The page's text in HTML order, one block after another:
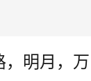
，明月，万